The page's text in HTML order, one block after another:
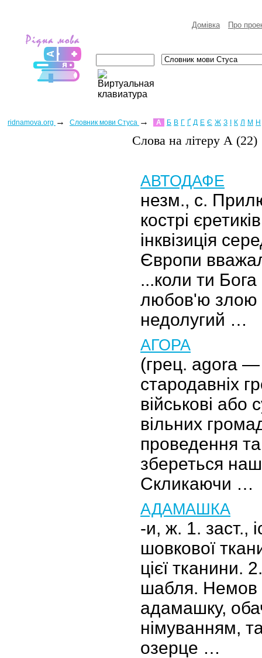
Домівка Про
ridnamova.org → Словник мови Стуса → А Б В Г Ґ Д Е Є Ж З К Л М Н
Слова на лiтеру А (22)
АВТОДАФЕ
незм., с.
кострі
інквізиція
Європи
...коли ти
любов'ю злою
недолугий …
АГОРА
(грец. agora
стародавніх
військові або
вільних
проведення
збереться
Скликаючи …
АДАМАШКА
-и, ж. 1. заст.,
шовкової
цієї тканини.
шабля. Немов
адамашку,
німуванням,
озерце …